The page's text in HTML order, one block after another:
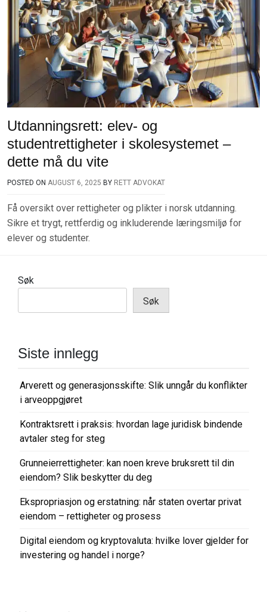
Utdanningsrett: elev- og
studentrettigheter i skolesystemet –
dette må du vite
POSTED ON AUGUST 6, 2025 BY RETT ADVOKAT
Få oversikt over rettigheter og plikter i norsk utdanning.
Sikre et trygt, rettferdig og inkluderende læringsmiljø for
elever og studenter.
Søk
Søk
Siste innlegg
Arverett og generasjonsskifte: Slik unngår du konflikter
i arveoppgjøret
Kontraktsrett i praksis: hvordan lage juridisk bindende
avtaler steg for steg
Grunneierrettigheter: kan noen kreve bruksrett til din
eiendom? Slik beskytter du deg
Ekspropriasjon og erstatning: når staten overtar privat
eiendom – rettigheter og prosess
Digital eiendom og kryptovaluta: hvilke lover gjelder for
investering og handel i norge?